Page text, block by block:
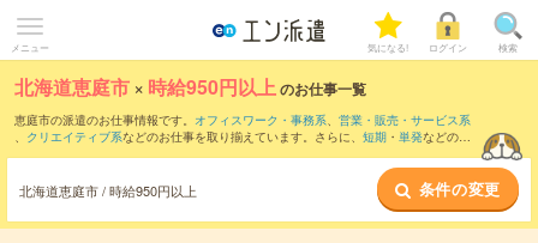
メニュー 気になる! ログイン 検索
北海道恵庭市 × 時給950円以上のお仕事一覧
恵庭市の派遣のお仕事情報です。 オフィスワーク・事務系、 営業・販売・サービス系
、 クリエイティブ系などのお仕事を取り揃えています。さらに、 短期 ・ 単発などの期
時給1100円以上 ・1800円以上の求人はこちら
当サイトでは法令を遵守し、最低賃金以上の求人のみを掲載しています。
北海道恵庭市 / 時給950円以上 条件の変更